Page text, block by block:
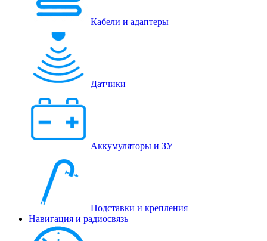
Кабели и адаптеры
Датчики
Аккумуляторы и ЗУ
Подставки и крепления
Навигация и радиосвязь